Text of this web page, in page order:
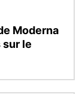
Moderna
le